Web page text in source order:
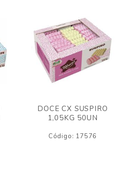
DOCE CX SUSPIRO
1,05KG 50UN
Código: 17576